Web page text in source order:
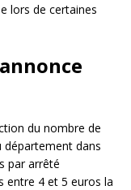
lors de certaines
du nombre de
département dans
par arrêté
entre 4 et 5 euros la